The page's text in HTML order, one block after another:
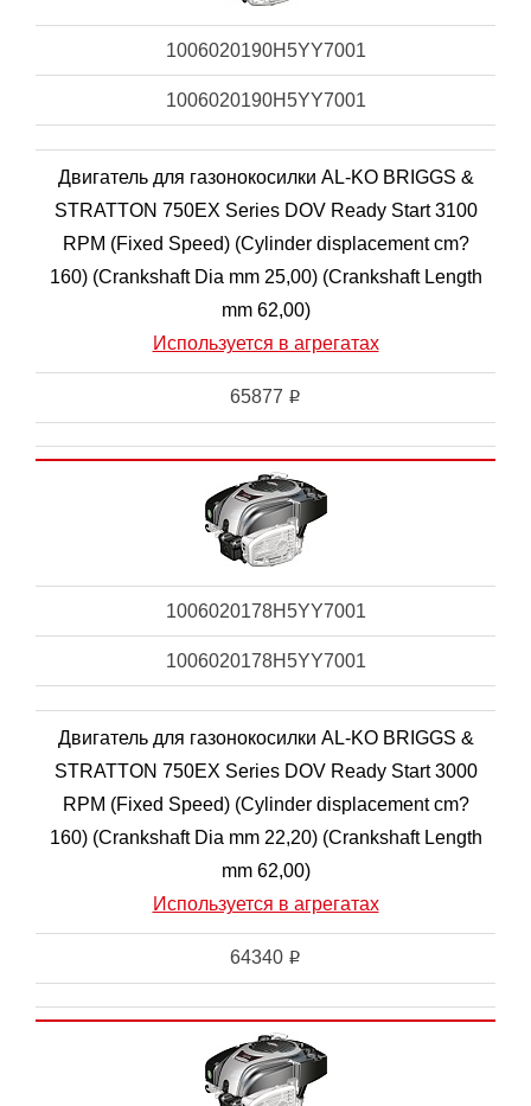
1006020190H5YY7001
1006020190H5YY7001
Двигатель для газонокосилки AL-KO BRIGGS &
STRATTON 750EX Series DOV Ready Start 3100
RPM (Fixed Speed) (Cylinder displacement cm?
160) (Crankshaft Dia mm 25,00) (Crankshaft Length
mm 62,00)
Используется в агрегатах
65877 i
1006020178H5YY7001
1006020178H5YY7001
Двигатель для газонокосилки AL-KO BRIGGS &
STRATTON 750EX Series DOV Ready Start 3000
RPM (Fixed Speed) (Cylinder displacement cm?
160) (Crankshaft Dia mm 22,20) (Crankshaft Length
mm 62,00)
Используется в агрегатах
64340 i